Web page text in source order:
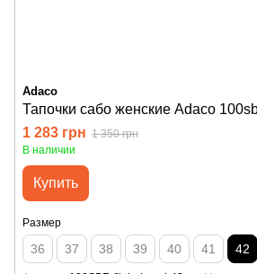
Adaco
Тапочки сабо женские Adaco
1 283 грн 1 350 грн
В наличии
Купить
Размер
36 37 38 39 40 41 42